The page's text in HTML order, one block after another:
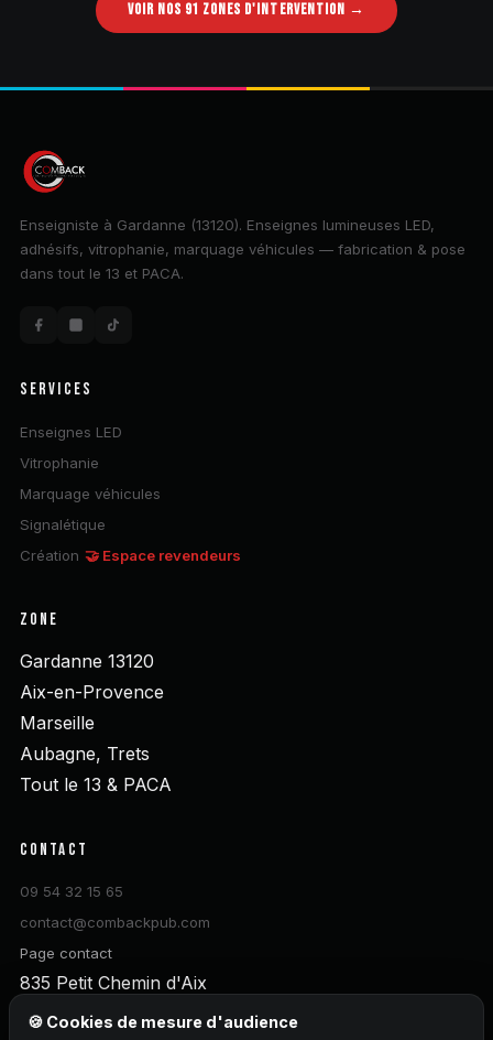
VOIR NOS 91 ZONES D'INTERVENTION →
Enseigniste à Gardanne (13120). Enseignes lumineuses LED,
adhésifs, vitrophanie, marquage véhicules — fabrication & pose
dans tout le 13 et PACA.
SERVICES
Enseignes LED
Vitrophanie
Marquage véhicules
Signalétique
Création 🤝 Espace revendeurs
ZONE
Gardanne 13120
Aix-en-Provence
Marseille
Aubagne, Trets
Tout le 13 & PACA
CONTACT
09 54 32 15 65
contact@combackpub.com
Page contact
835 Petit Chemin d'Aix
13120 Gardanne
🍪 Cookies de mesure d'audience